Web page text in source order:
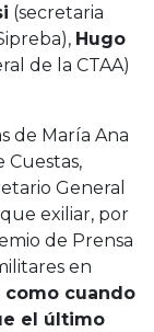
(secretaria
Hugo
de la CTAA)
de María Ana
Cuestas,
General
exiliar, por
de Prensa
en
como cuando
el último